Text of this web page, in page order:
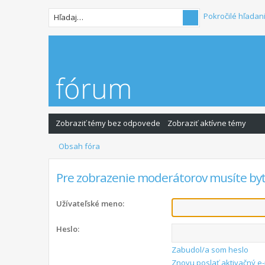
Pokročilé
Zobraziť témy bez odpovede Zobraziť aktívne témy
Obsah fóra
Pre zobrazenie moderátorov musíte
Užívateľské meno:
Heslo:
Zabudol/a som heslo
Znovu poslať aktivačný